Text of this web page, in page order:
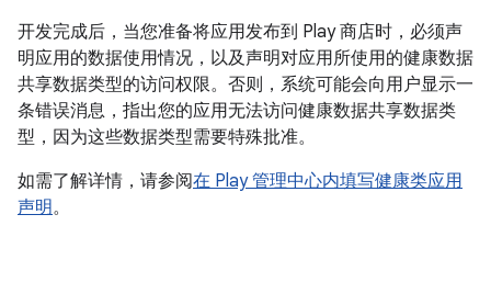
开发完成后，当您准备将应用发布到 Play 商店时，必须声
明应用的数据使用情况，以及声明对应用所使用的健康数据
共享数据类型的访问权限。否则，系统可能会向用户显示一
条错误消息，指出您的应用无法访问健康数据共享数据类
型，因为这些数据类型需要特殊批准。
如需了解详情，请参阅在 Play 管理中心内填写健康类应用
声明。